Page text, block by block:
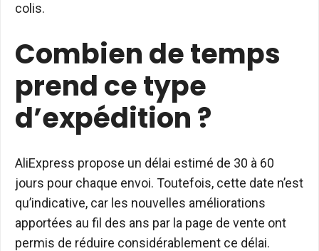
colis.
Combien de temps
prend ce type
d’expédition ?
AliExpress propose un délai estimé de 30 à 60
jours pour chaque envoi. Toutefois, cette date n’est
qu’indicative, car les nouvelles améliorations
apportées au fil des ans par la page de vente ont
permis de réduire considérablement ce délai.